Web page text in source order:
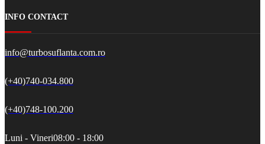
INFO CONTACT
info@turbosuflanta.com.ro
(+40)740-034.800
(+40)748-100.200
Luni - Vineri08:00 - 18:00